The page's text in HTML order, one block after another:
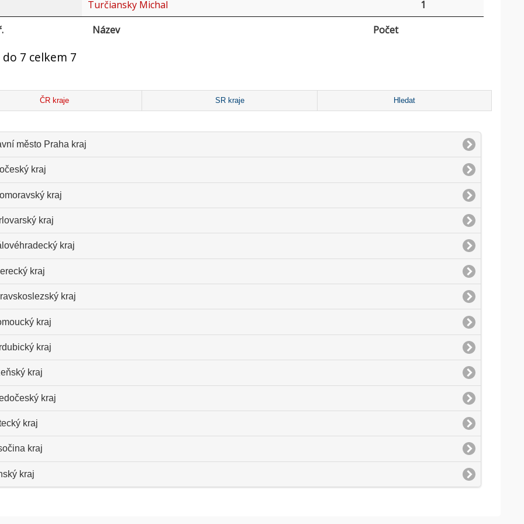
Turčiansky Michal
1
Název Počet
do 7 celkem 7
ČR kraje SR kraje Hledat
město Praha kraj
kraj
kraj
kraj
kraj
kraj
kraj
kraj
kraj
kraj
kraj
kraj
kraj
kraj